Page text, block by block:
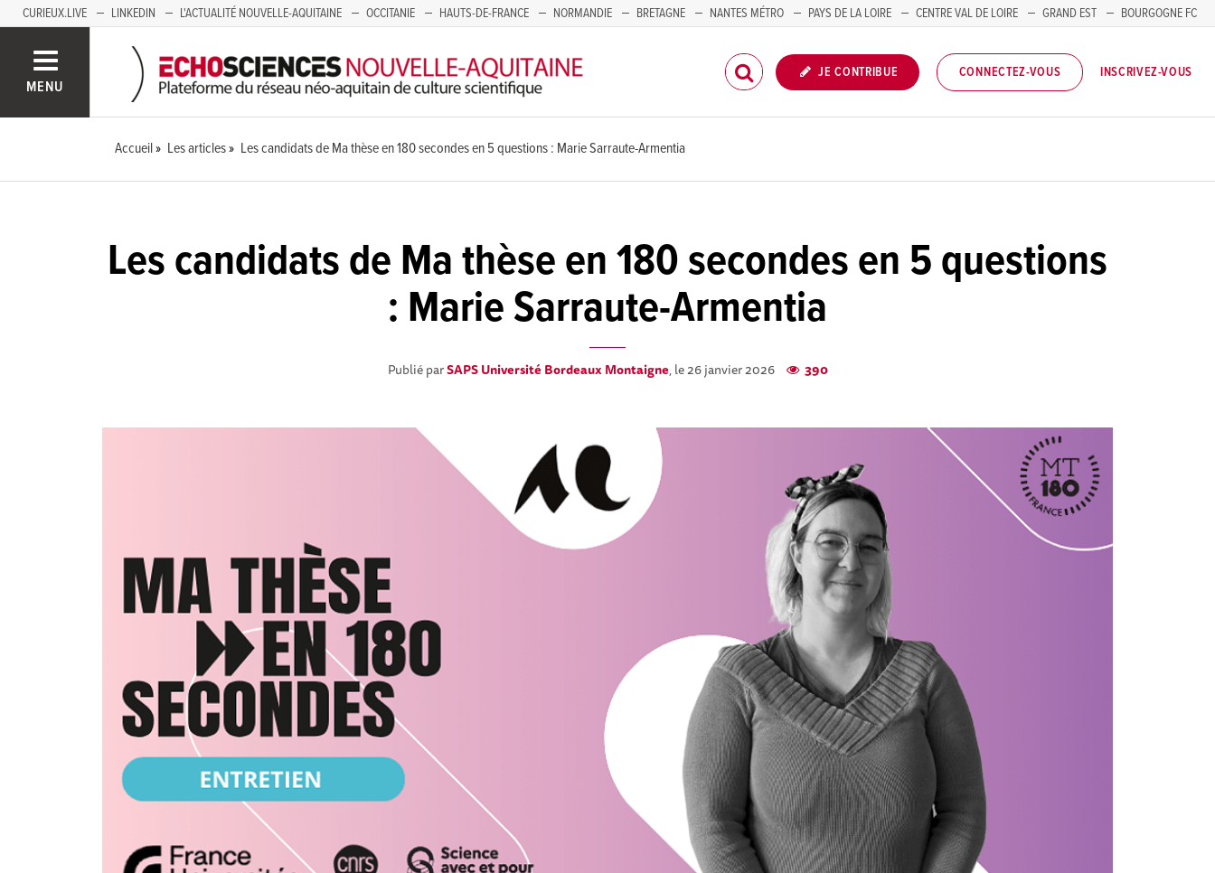
CURIEUX.LIVE LINKEDIN L'ACTUALITÉ NOUVELLE-AQUITAINE OCCITANIE HAUTS-DE-FRANCE NORMANDIE BRETAGNE NANTES MÉTRO PAYS DE LA LOIRE CENTRE VAL DE LOIRE GRAND EST
BOURGOGNE FC
MENU
JE CONTRIBUE CONNECTEZ-VOUS INSCRIVEZ-VOUS
Accueil Les articles Les candidats de Ma thèse en 180 secondes en 5 questions : Marie Sarraute-Armentia
Les candidats de Ma thèse en 180 secondes en 5 questions
: Marie Sarraute-Armentia
Publié parSAPS Université Bordeaux Montaigne, le 26 janvier 2026 390